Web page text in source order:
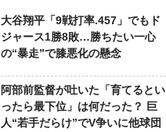
大谷翔平「9戦打率.457」でもド
ジャース1勝8敗…勝ちたい一心
の“暴走”で膝悪化の懸念
阿部前監督が吐いた「育てるとい
ったら最下位」は何だった？ 巨
人“若手だらけ”でV争いに他球団